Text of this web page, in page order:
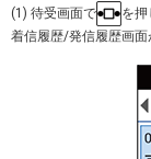
(1) 待受画面で
を押
着信履歴/発信履歴画面